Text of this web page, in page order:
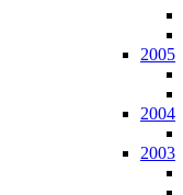
2005
2004
2003